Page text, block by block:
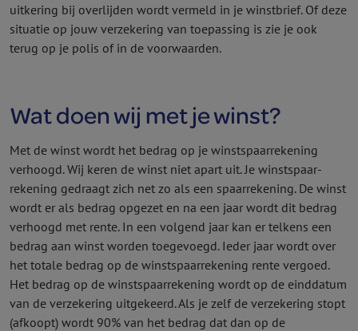
uitkering bij overlijden wordt vermeld in je winstbrief. Of deze
situatie op jouw verzekering van toepassing is zie je ook
terug op je polis of in de voor­waarden.
Wat doen wij met je winst?
Met de winst wordt het bedrag op je winstspaar­rekening
verhoogd. Wij keren de winst niet apart uit. Je winstspaar­
rekening gedraagt zich net zo als een spaar­rekening. De winst
wordt er als bedrag opgezet en na een jaar wordt dit bedrag
verhoogd met rente. In een volgend jaar kan er telkens een
bedrag aan winst worden toegevoegd. Ieder jaar wordt over
het totale bedrag op de winstspaar­rekening rente vergoed.
Het bedrag op de winstspaar­rekening wordt op de einddatum
van de verzekering uitgekeerd. Als je zelf de verzekering stopt
(afkoopt) wordt 90% van het bedrag dat dan op de